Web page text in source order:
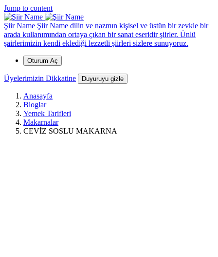
Jump to content
Şiir Name Şiir Name dilin ve nazmın kişisel ve üstün bir zevkle bir
arada kullanımından ortaya çıkan bir sanat eseridir şiirler. Ünlü
şairlerimizin kendi eklediği lezzetli şiirleri sizlere sunuyoruz.
Oturum Aç
Üyelerimizin Dikkatine Duyuruyu gizle
Anasayfa
Bloglar
Yemek Tarifleri
Makarnalar
CEVİZ SOSLU MAKARNA
*
*